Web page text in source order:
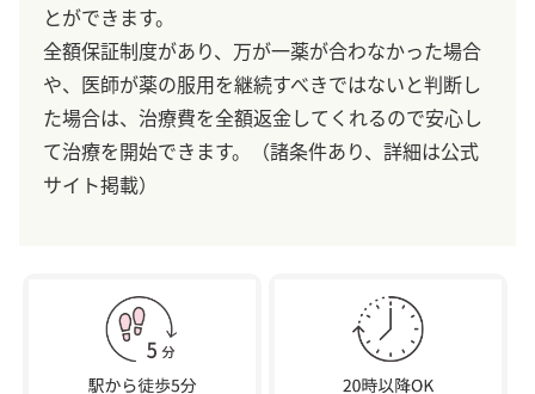
とができます。
全額保証制度があり、万が一薬が合わなかった場合
や、医師が薬の服用を継続すべきではないと判断し
た場合は、治療費を全額返金してくれるので安心し
て治療を開始できます。（諸条件あり、詳細は公式
サイト掲載）